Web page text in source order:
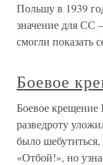
Польшу в 1939
значение для
смогли показать
Боевое
Боевое крещение
разведроту
было
«Отбой!», но